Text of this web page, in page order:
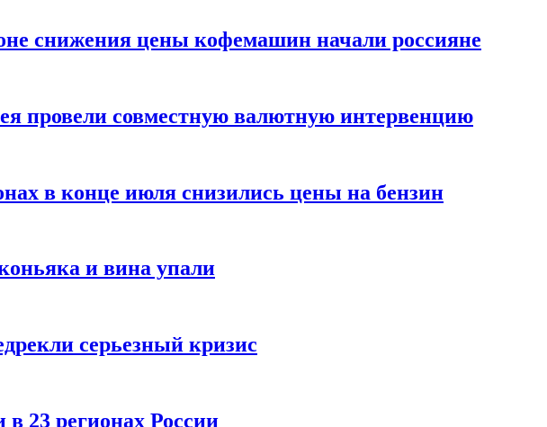
снижения цены кофемашин начали россияне
провели совместную валютную интервенцию
в конце июля снизились цены на бензин
и вина упали
серьезный кризис
23 регионах России